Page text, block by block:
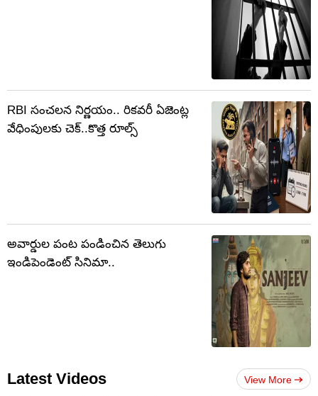
RBI సంచలన నిర్ణయం.. రికవరీ ఏజెంట్ల
వేధింపులకు చెక్..కొత్త రూల్స్
అవార్డుల పంట పండించిన తెలుగు
ఇండిపెండెంట్ సినిమా..
Latest Videos View More